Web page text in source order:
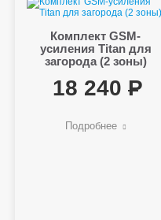
Комплект GSM-
усиления Titan для
загорода (2 зоны)
18 240
Подробнее